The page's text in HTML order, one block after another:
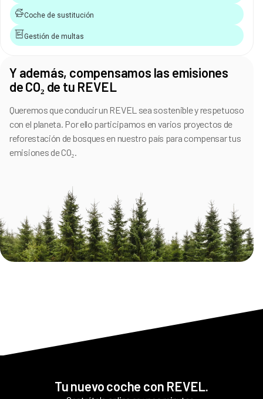
Coche de sustitución
Gestión de multas
Y además, compensamos las emisiones
de CO₂ de tu REVEL
Queremos que conducir un REVEL sea sostenible y respetuoso
con el planeta. Por ello participamos en varios proyectos de
reforestación de bosques en nuestro país para compensar tus
emisiones de CO₂.
Tu nuevo coche con REVEL.